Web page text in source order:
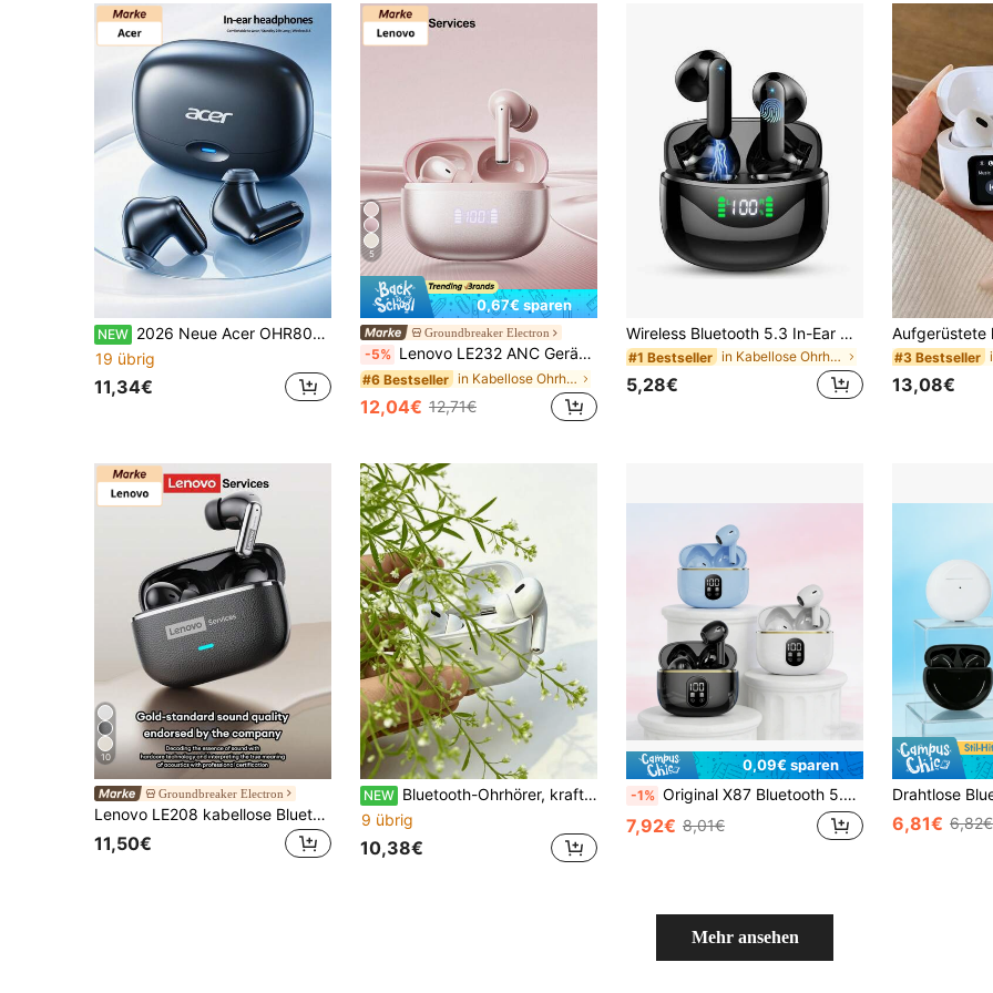
NEW 2026 Neue Acer OHR807 In-Ear-Ohrhörer, 24H Standby, Panorama-Surround-Sound, Bluetooth 5.4, komfortable Sport-Ohrspitzen, Touch-Steuerung, eingebautes Mikrofon, Type-C Schnellladung, Ladecase inklusive
19 übrig
11,34€
5
0,67€ sparen
Groundbreaker Electron
-5% Lenovo LE232 ANC Geräuschunterdrückende Bluetooth-Kopfhörer, Halb-In-Ohr-Design mit Batteriestandanzeige, großer Dynamiktreiber, Surround-Sound, Hochauflösender Audio, geringe Latenz, lange Akkulaufzeit, bequeme Silikon-Bluetooth-Ohrhörer kompatibel mit Smartphones und Computern
#6 Bestseller in Kabellose Ohrhörer
12,04€ 12,71€
Wireless Bluetooth 5.3 In-Ear Headphones with 4 HD Mics, 42 Hours, 2024, ENC Noise Cancelling Earbuds, Deep Bass, IP7 Waterproof, LED Display, White
#1 Bestseller in Kabellose Ohrhörer
5,28€
#3 Bestseller
13,08€
10
Groundbreaker Electron
Lenovo LE208 kabellose Bluetooth-Ohrhörer, sofortige Kopplung, niedrige Latenz, Hi-Fi hohe Audioqualität, ENC intelligente Geräuschunterdrückung, lange Akkulaufzeit, Sport Laufen, Business, Smartphone, Urlaubsgeschenk
11,50€
NEW Bluetooth-Ohrhörer, kraftvoller Bass Stereo, 24-Stunden-Akkulaufzeit, leichtes In-Ear-Design, Freisprechfunktion, kompatibel mit allen Smartphones
9 übrig
10,38€
0,09€ sparen
-1% Original X87 Bluetooth 5.3 TWS kabellose Kopfhörer mit LED-Anzeige, Stereo-Headset, Touchsteuerung, Ohrhörer mit Geräuschunterdrückung
7,92€ 8,01€ 6,81€ 6,82€
Mehr ansehen